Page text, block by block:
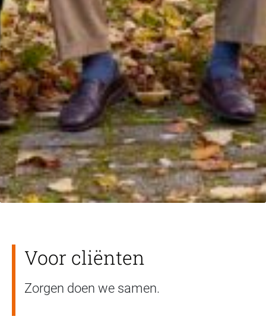
Voor cliënten
Zorgen doen we samen.